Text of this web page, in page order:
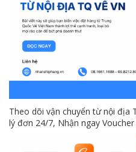
Theo dõi vận chuyển từ nội địa
lý đơn 24/7, Nhận ngay